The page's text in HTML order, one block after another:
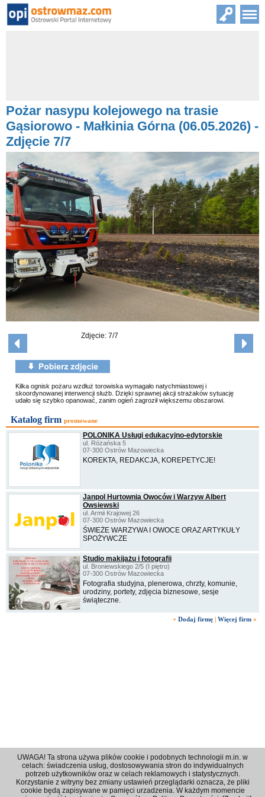
Pożar nasypu kolejowego na trasie
Gąsiorowo - Małkinia Górna (06.05.2026) -
Zdjęcie 7/7
Zdjęcie: 7/7
Kilka ognisk pożaru wzdłuż torowiska wymagało natychmiastowej i
skoordynowanej interwencji służb. Dzięki sprawnej akcji strażaków sytuację
udało się szybko opanować, zanim ogień zagroził większemu obszarowi.
Katalog firm promowane
POLONIKA Usługi edukacyjno-edytorskie
ul. Różańska 5
07-300 Ostrów Mazowiecka
KOREKTA, REDAKCJA, KOREPETYCJE!
Janpol Hurtownia Owoców i Warzyw Albert
Owsiewski
ul. Armii Krajowej 26
07-300 Ostrów Mazowiecka
ŚWIEŻE WARZYWA I OWOCE ORAZ ARTYKUŁY
SPOŻYWCZE
Studio makijażu i fotografii
ul. Broniewskiego 2/5 (I piętro)
07-300 Ostrów Mazowiecka
Fotografia studyjna, plenerowa, chrzty, komunie,
urodziny, portety, zdjęcia biznesowe, sesje
świąteczne.
+ Dodaj firmę Więcej firm »
Regulamin|Polityka prywatności|Reklama|Kontakt
UWAGA! Ta strona używa plików cookie i podobnych technologii m.in. w
celach: świadczenia usług, dostosowywania stron do indywidualnych
potrzeb użytkowników oraz w celach reklamowych i statystycznych.
Korzystanie z witryny bez zmiany ustawień przeglądarki oznacza, że pliki
cookie będą zapisywane w pamięci urzadzenia. W każdym momencie